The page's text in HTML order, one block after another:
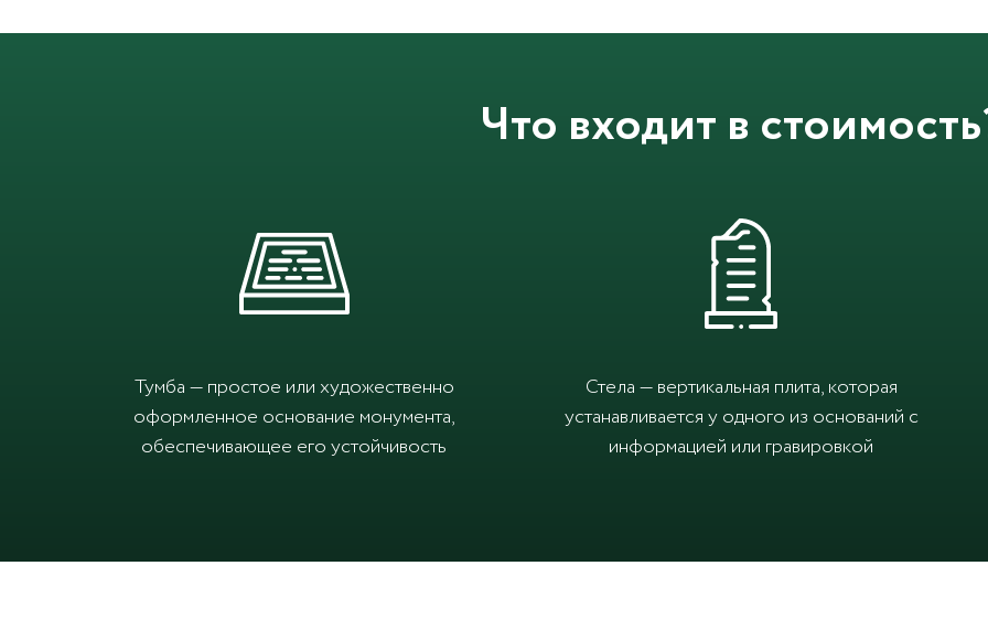
Что входит в
Тумба — простое или художественно
оформленное основание монумента,
обеспечивающее его устойчивость
Стела — вертикальная плита, которая
устанавливается у одного из оснований с
информацией или гравировкой